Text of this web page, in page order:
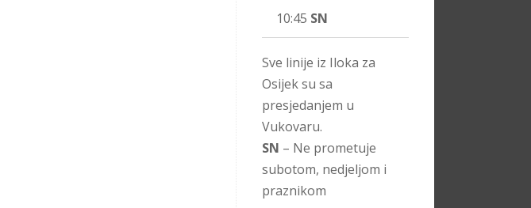
10:45 SN
Sve linije iz Iloka za
Osijek su sa
presjedanjem u
Vukovaru.
SN – Ne prometuje
subotom, nedjeljom i
praznikom